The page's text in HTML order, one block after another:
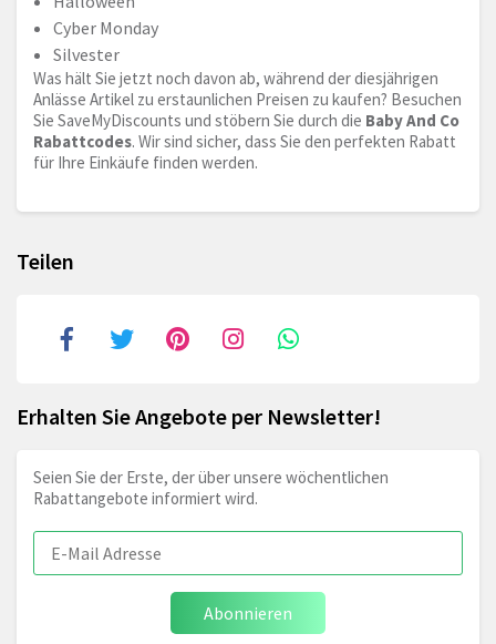
Cyber Monday
Silvester
Was hält Sie jetzt noch davon ab, während der diesjährigen
Anlässe Artikel zu erstaunlichen Preisen zu kaufen? Besuchen
Sie SaveMyDiscounts und stöbern Sie durch die Baby And Co
Rabattcodes. Wir sind sicher, dass Sie den perfekten Rabatt
für Ihre Einkäufe finden werden.
Teilen
Erhalten Sie Angebote per Newsletter!
Seien Sie der Erste, der über unsere wöchentlichen
Rabattangebote informiert wird.
Abonnieren